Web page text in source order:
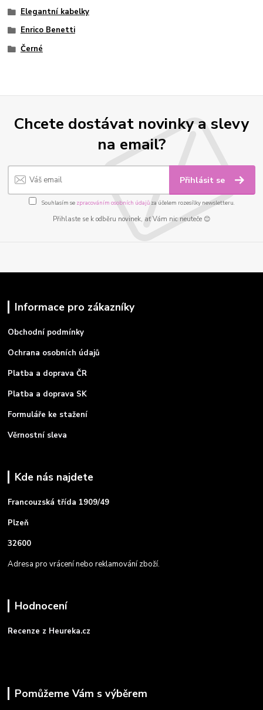
Elegantní kabelky
Enrico Benetti
Černé
Chcete dostávat novinky a slevy
na email?
Přihlásit se
Souhlasím se zpracováním osobních údajůza účelem rozesílky newsletteru.
Přihlaste se k odběru novinek, ať Vám nic neuteče 😊
Informace pro zákazníky
Obchodní podmínky
Ochrana osobních údajů
Platba a doprava ČR
Platba a doprava SK
Formuláře ke stažení
Věrnostní sleva
Kde nás najdete
Francouzská třída 1909/49
Plzeň
32600
Adresa pro vrácení nebo reklamování zboží.
Hodnocení
Recenze z Heureka.cz
Pomůžeme Vám s výběrem